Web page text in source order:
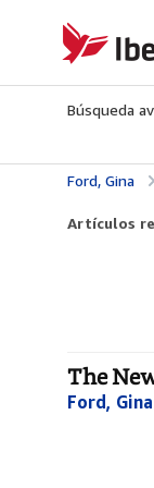
IberLibro.com
Búsqueda
Ford, Gina
Artículos
The
Ford, Gina